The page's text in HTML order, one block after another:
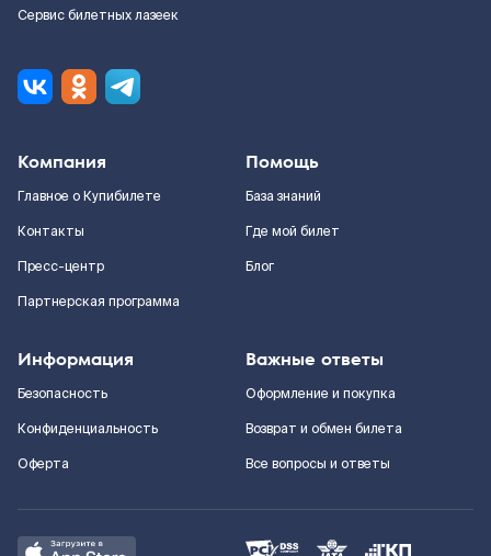
Сервис билетных лазеек
Компания
Главное о Купибилете
Контакты
Пресс-центр
Партнерская программа
Помощь
База знаний
Где мой билет
Блог
Информация
Безопасность
Конфиденциальность
Оферта
Важные ответы
Оформление и покупка
Возврат и обмен билета
Все вопросы и ответы